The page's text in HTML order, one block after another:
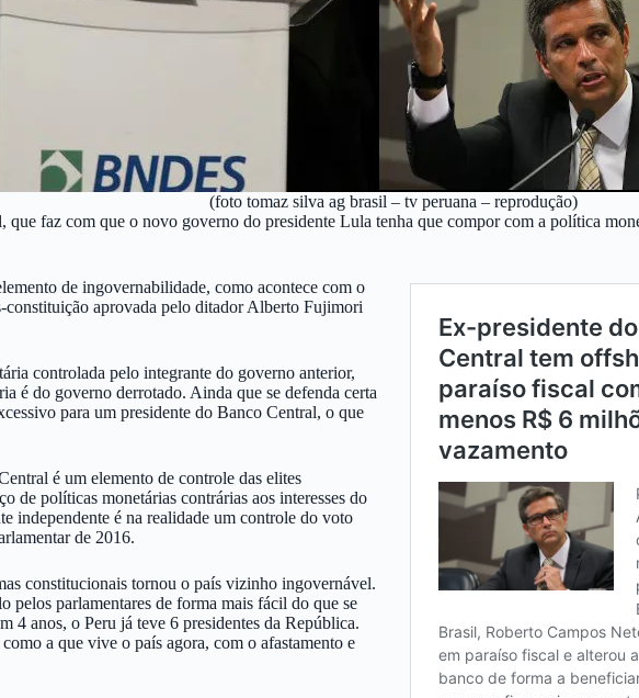
(foto tomaz silva ag brasil – tv peruana – reprodução)
faz com que o novo governo do presidente Lula tenha que compor com a política
de ingovernabilidade, como acontece com o
constituição aprovada pelo ditador Alberto Fujimori
controlada pelo integrante do governo anterior,
é do governo derrotado. Ainda que se defenda certa
para um presidente do Banco Central, o que
é um elemento de controle das elites
de políticas monetárias contrárias aos interesses do
independente é na realidade um controle do voto
de 2016.
constitucionais tornou o país vizinho ingovernável.
pelos parlamentares de forma mais fácil do que se
4 anos, o Peru já teve 6 presidentes da República.
a que vive o país agora, com o afastamento e